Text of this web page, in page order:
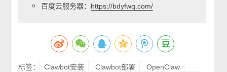
百度云服务器： https://bdyfwq.com/
标签： Clawbot安装 Clawbot部署
OpenClaw